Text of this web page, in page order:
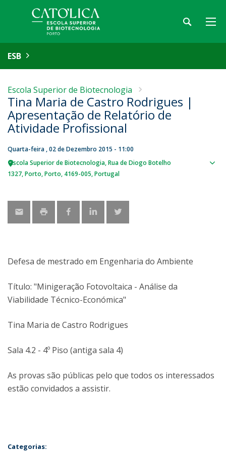
ESB
Escola Superior de Biotecnologia
Tina Maria de Castro Rodrigues |
Apresentação de Relatório de
Atividade Profissional
Quarta-feira , 02 de Dezembro 2015 - 11:00
Escola Superior de Biotecnologia Rua de Diogo Botelho
1327 Porto Porto 4169-005 Portugal
Defesa de mestrado em Engenharia do Ambiente
Título: "Minigeração Fotovoltaica - Análise da
Viabilidade Técnico-Económica"
Tina Maria de Castro Rodrigues
Sala 4.2 - 4º Piso (antiga sala 4)
As provas são públicas pelo que todos os interessados
estão convidados a assistir.
Categorias: